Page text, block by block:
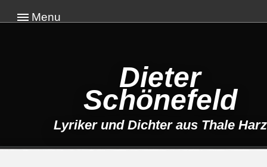
Menu
Dieter
Schönefeld
Lyriker und Dichter aus Thale Harz